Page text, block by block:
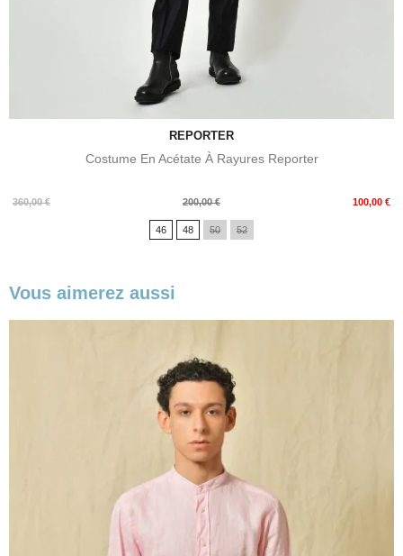
REPORTER
Costume En Acétate À Rayures Reporter
360,00 €
Prix
200,00 € 100,00 €
Prix
46 48 50 52
Vous aimerez aussi